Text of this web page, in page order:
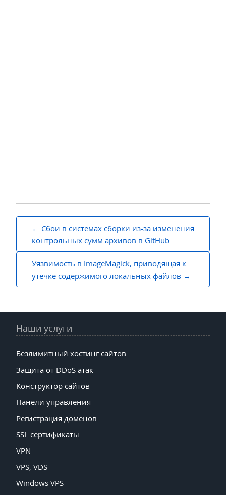
Навигация
записям
Сбои в системах сборки из-за изменения
контрольных сумм архивов в GitHub
Уязвимость в ImageMagick, приводящая к
утечке содержимого локальных файлов
Наши услуги
Безлимитный хостинг сайтов
Защита от DDoS атак
Конструктор сайтов
Панели управления
Регистрация доменов
SSL сертификаты
VPN
VPS, VDS
Windows VPS